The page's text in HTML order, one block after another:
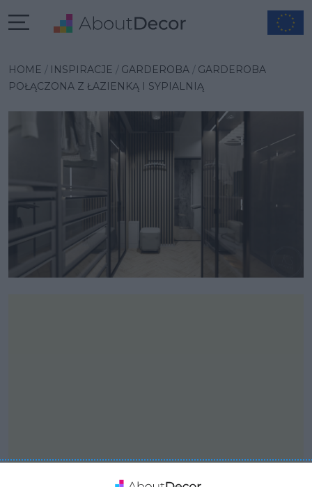
HOME INSPIRACJE GARDEROBA
GARDEROBA
POŁĄCZONA Z ŁAZIENKĄ I SYPIALNIĄ